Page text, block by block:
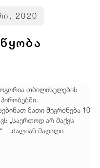
2020
თბილისელების
მათი შეგრძნება 10
„საერთოდ არ მაქვს
– „ძალიან მაღალი